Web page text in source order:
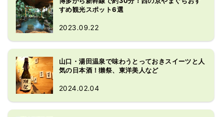
すめ観光スポット6選
2023.09.22
山口・湯田温泉で味わうとっておきスイーツと人
気の日本酒！獺祭、東洋美人など
2024.02.04